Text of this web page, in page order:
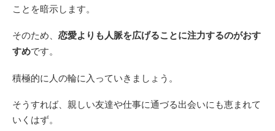
ことを暗示します。
そのため、 恋愛よりも人脈を広げることに注力するのがおす
すめです。
積極的に人の輪に入っていきましょう。
そうすれば、親しい友達や仕事に通づる出会いにも恵まれて
いくはず。